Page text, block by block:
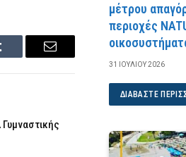
Email
μέτρου
περιοχές
31 ΙΟΥΛΊΟΥ 2026
ΔΙΑΒΆΣΤΕ